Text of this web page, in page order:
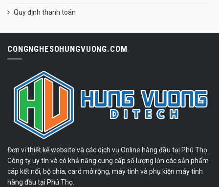
Quy định thanh toán
CONGNGHESOHUNGVUONG.COM
Đơn vị thiết kế website và các dịch vụ Online hàng đầu tại Phú Thọ.
Công ty uy tín và có khả năng cung cấp số lượng lớn các sản phẩm
cáp kết nối, bộ chia, card mở rộng, máy tính và phụ kiện máy tính
hàng đầu tại Phú Thọ.